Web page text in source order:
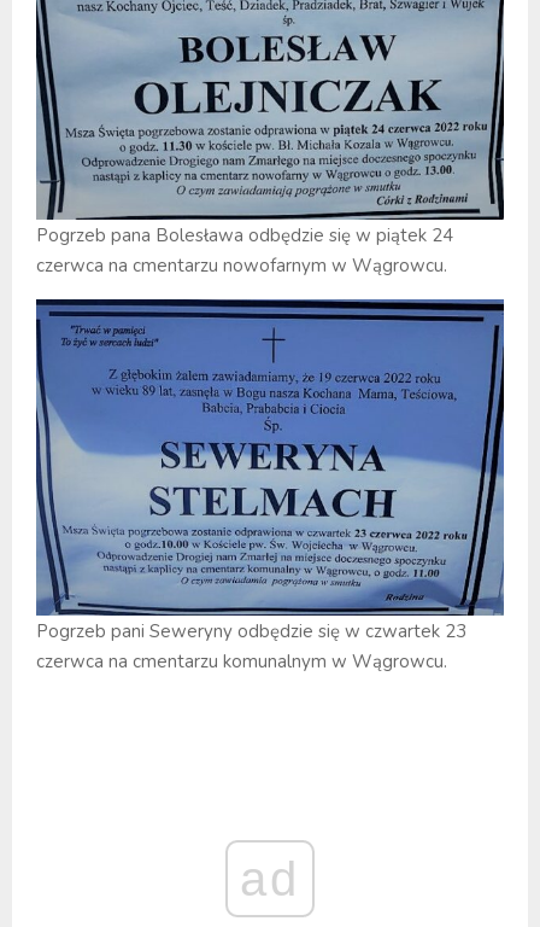
Pogrzeb pana Bolesława odbędzie się w piątek 24
czerwca na cmentarzu nowofarnym w Wągrowcu.
Pogrzeb pani Seweryny odbędzie się w czwartek 23
czerwca na cmentarzu komunalnym w Wągrowcu.
ad